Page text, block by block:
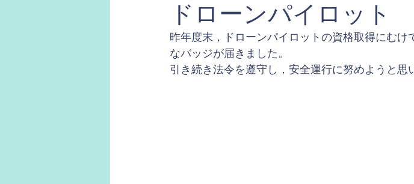
ドローンパイロット
昨年度末，ドローンパイロットの資格取得にむ
なバッジが届きました。
引き続き法令を遵守し，安全運行に努めようと思